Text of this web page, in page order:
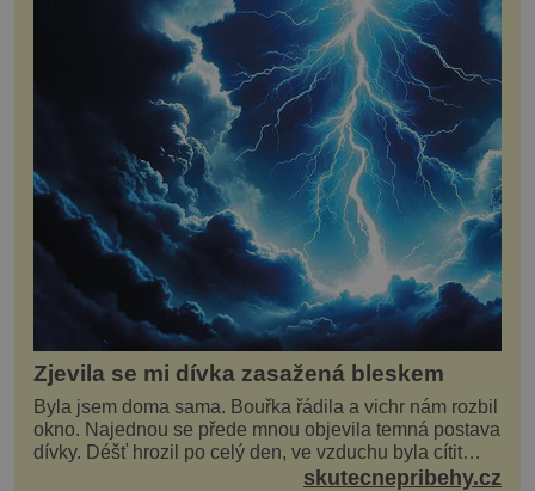
Zjevila se mi dívka zasažená bleskem
Byla jsem doma sama. Bouřka řádila a vichr nám rozbil
okno. Najednou se přede mnou objevila temná postava
dívky. Déšť hrozil po celý den, ve vzduchu byla cítit
bouřka. Do topolů před domem se opřel ví...skutecnepribehy.cz